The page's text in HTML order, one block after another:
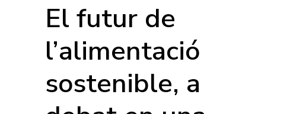
El futur de
l’alimentació
sostenible, a